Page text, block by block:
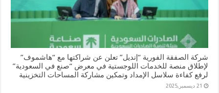
شركة الصفقة الفورية “إنديل” تعلن عن شراكتها مع “هاشموف”
لإطلاق منصة للخدمات اللوجستية في معرض “صنع في السعودية”
لرفع كفاءة سلاسل الإمداد وتمكين مشاركة المساحات التخزينية
21 ديسمبر,2025